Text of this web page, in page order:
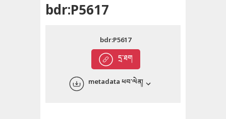
English
bdr:P5617
དྲ་ཐག
bdr:P5617
metadata ཕབ་ལེན།